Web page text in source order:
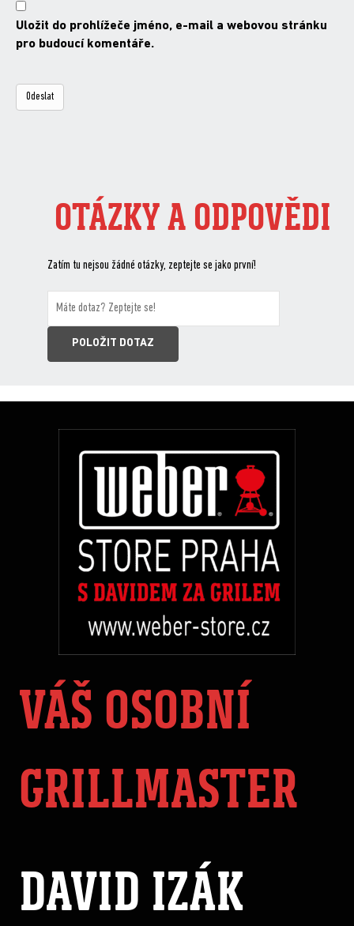
Uložit do prohlížeče jméno, e-mail a webovou stránku
pro budoucí komentáře.
OTÁZKY A ODPOVĚDI
Zatím tu nejsou žádné otázky, zeptejte se jako první!
VÁŠ OSOBNÍ
GRILLMASTER
DAVID IZÁK